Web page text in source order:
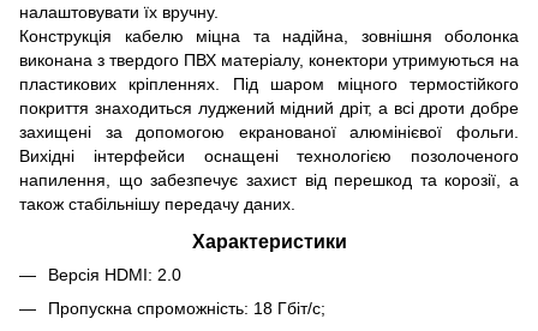
налаштовувати їх вручну.
Конструкція кабелю міцна та надійна, зовнішня оболонка
виконана з твердого ПВХ матеріалу, конектори утримуються на
пластикових кріпленнях. Під шаром міцного термостійкого
покриття знаходиться луджений мідний дріт, а всі дроти добре
захищені за допомогою екранованої алюмінієвої фольги.
Вихідні інтерфейси оснащені технологією позолоченого
напилення, що забезпечує захист від перешкод та корозії, а
також стабільнішу передачу даних.
Характеристики
Версія HDMI: 2.0
Пропускна спроможність: 18 Гбіт/с;